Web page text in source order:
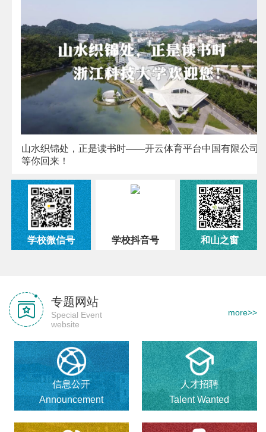
山水织锦处，正是读书时——开云体育平台中国有限公司,
等你回来！
学校微信号 学校抖音号 和山之窗
专题网站
Special Event
website
more>>
信息公开
Announcement
人才招聘
Talent Wanted